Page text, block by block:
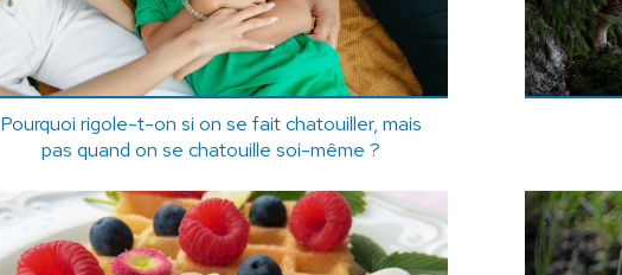
Pourquoi rigole-t-on si on se fait chatouiller, mais
pas quand on se chatouille soi-même ?